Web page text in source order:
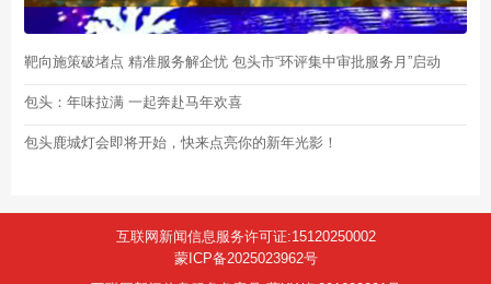
靶向施策破堵点 精准服务解企忧 包头市“环评集中审批服务月”启动
包头：年味拉满 一起奔赴马年欢喜
包头鹿城灯会即将开始，快来点亮你的新年光影！
互联网新闻信息服务许可证:15120250002
蒙ICP备2025023962号